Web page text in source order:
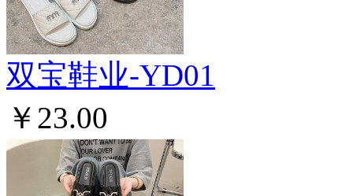
双宝鞋业-YD01
￥23.00